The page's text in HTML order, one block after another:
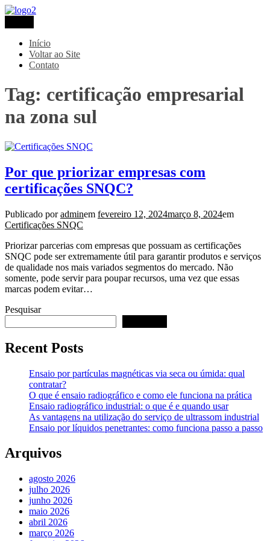
Pular
o
conteúdo
Metaltec
Blog
Início
Voltar ao Site
Contato
Tag: certificação empresarial
na zona sul
Por que priorizar empresas com
certificações SNQC?
Publicado poradminem fevereiro 12, 2024março 8, 2024em
Certificações SNQC
Priorizar parcerias com empresas que possuam as certificações
SNQC pode ser extremamente útil para garantir produtos e serviços
de qualidade nos mais variados segmentos do mercado. Não
somente, pode servir para poupar recursos, uma vez que essas
marcas podem evitar…
Pesquisar
Recent Posts
Ensaio por partículas magnéticas via seca ou úmida: qual
contratar?
O que é ensaio radiográfico e como ele funciona na prática
Ensaio radiográfico industrial: o que é e quando usar
As vantagens na utilização do serviço de ultrassom industrial
Ensaio por líquidos penetrantes: como funciona passo a passo
Arquivos
agosto 2026
julho 2026
junho 2026
maio 2026
abril 2026
março 2026